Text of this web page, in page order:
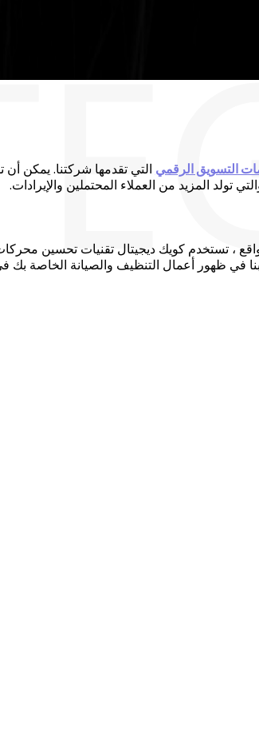
التسويق الرقمي التي تقدمها شركتنا. يمكن
تولد المزيد من العملاء المحتملين والإيرادات.
، تستخدم كويك ديجيتال تقنيات تحسين
في ظهور أعمال التنظيف والصيانة الخاصة بك